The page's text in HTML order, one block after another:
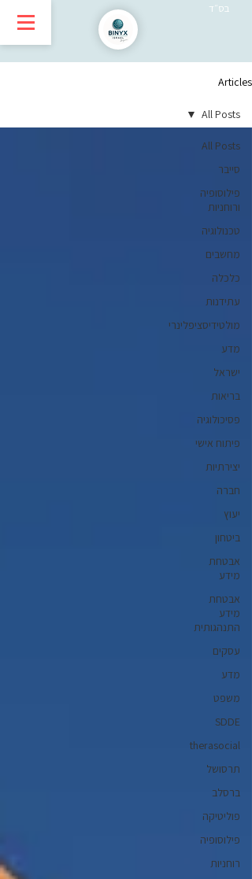
בס״ד
Articles
All Posts
סייבר
פילוסופיה
ורוחניות
טכנולוגיה
מחשבים
כלכלה
עתידנות
מולטידיסציפלינרי
מדע
ישראל
בריאות
פסיכולוגיה
פיתוח אישי
יצירתיות
חברה
יעוץ
ביטחון
אבטחת
מידע
אבטחת
מידע
התנהגותית
עסקים
מדע
משפט
SDDE
therasocial
תרסושל
ברסלב
פוליטיקה
פילוסופיה
רוחניות
All Posts